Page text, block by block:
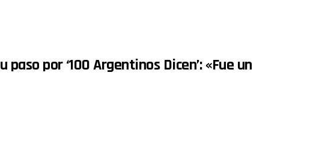
por ‘100 Argentinos Dicen’: «Fue un